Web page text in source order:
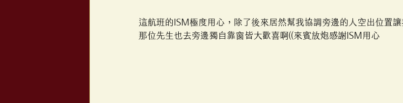
這航班的ISM極度用心，除了後來居然幫我協調旁邊的人空出位置
那位先生也去旁邊獨自靠窗皆大歡喜啊((來賓放炮感謝ISM用心